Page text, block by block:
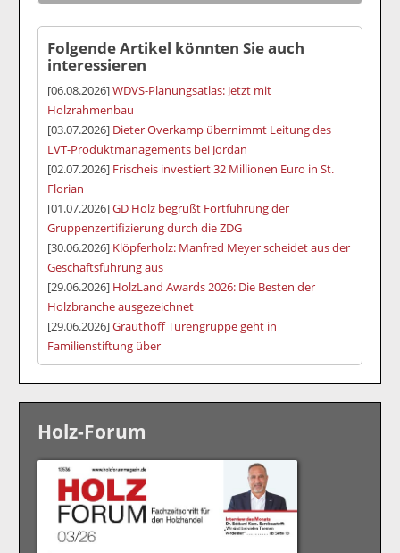
Folgende Artikel könnten Sie auch
interessieren
[06.08.2026]WDVS-Planungsatlas: Jetzt mit
Holzrahmenbau
[03.07.2026] Dieter Overkamp übernimmt Leitung des
LVT-Produktmanagements bei Jordan
[02.07.2026] Frischeis investiert 32 Millionen Euro in St.
Florian
[01.07.2026]GD Holz begrüßt Fortführung der
Gruppenzertifizierung durch die ZDG
[30.06.2026] Klöpferholz: Manfred Meyer scheidet aus der
Geschäftsführung aus
[29.06.2026] HolzLand Awards 2026: Die Besten der
Holzbranche ausgezeichnet
[29.06.2026]Grauthoff Türengruppe geht in
Familienstiftung über
Holz-Forum